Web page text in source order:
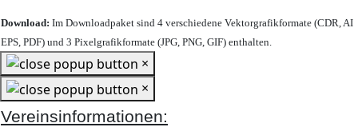
Download: Im Downloadpaket sind 4 verschiedene Vektorgrafikformate (CDR, AI
EPS, PDF) und 3 Pixelgrafikformate (JPG, PNG, GIF) enthalten.
×
×
Vereinsinformationen: